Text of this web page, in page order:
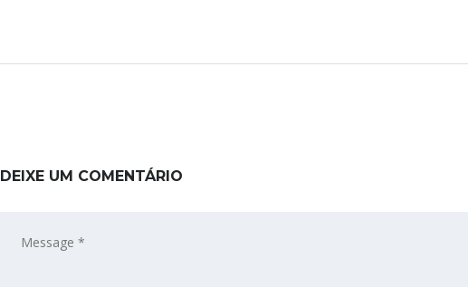
DEIXE UM COMENTÁRIO